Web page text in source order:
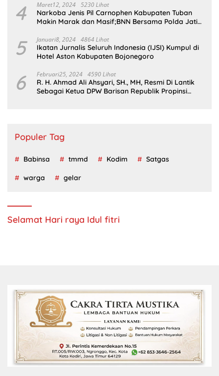
4 Maret12, 2024 5230 Lihat
Narkoba Jenis Pil Carnophen Kabupaten Tuban
Makin Marak dan Masif;BNN Bersama Polda Jatim
5 Januari8, 2024 4864 Lihat
Ikatan Jurnalis Seluruh Indonesia (IJSI) Kumpul di
Hotel Aston Kabupaten Bojonegoro
6 Februari25, 2024 4590 Lihat
R. H. Ahmad Ali Ahsyari, SH., MH, Resmi Di Lantik
Sebagai Ketua DPW Barisan Republik Propinsi
Populer Tag
Babinsa tmmd Kodim Satgas
warga gelar
Selamat Hari raya Idul fitri